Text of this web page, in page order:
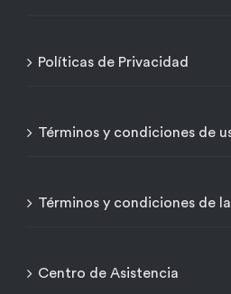
Políticas de Privacidad
Términos y condiciones de
Términos y condiciones de
Centro de Asistencia